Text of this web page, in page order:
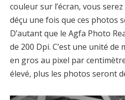
couleur sur l’écran, vous
déçu une fois que ces photos
D’autant que le Agfa Photo
de 200 Dpi. C’est une unité
en gros au pixel par
élevé, plus les photos seront